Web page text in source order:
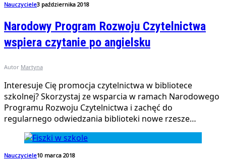
Nauczyciele3 października 2018
Narodowy Program Rozwoju Czytelnictwa
wspiera czytanie po angielsku
Autor Martyna
Interesuje Cię promocja czytelnictwa w bibliotece
szkolnej? Skorzystaj ze wsparcia w ramach Narodowego
Programu Rozwoju Czytelnictwa i zachęć do
regularnego odwiedzania biblioteki nowe rzesze…
Nauczyciele10 marca 2018